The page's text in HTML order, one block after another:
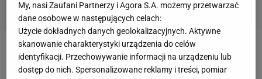
Zobacz wideoKosecki wprost o przyszłości Feio po
finale Pucharu Polski! Oto cała prawda
My, nasi Zaufani Partnerzy i Agora S.A. możemy przetwarzać
dane osobowe w następujących celach:
Użycie dokładnych danych geolokalizacyjnych. Aktywne
skanowanie charakterystyki urządzenia do celów
identyfikacji. Przechowywanie informacji na urządzeniu lub
dostęp do nich. Spersonalizowane reklamy i treści, pomiar